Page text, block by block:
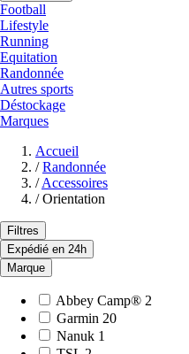
Football
Lifestyle
Running
Equitation
Randonnée
Autres sports
Déstockage
Marques
Accueil
/ Randonnée
/ Accessoires
/ Orientation
Filtres
Expédié en 24h
Marque
Abbey Camp® 2
Garmin 20
Nanuk 1